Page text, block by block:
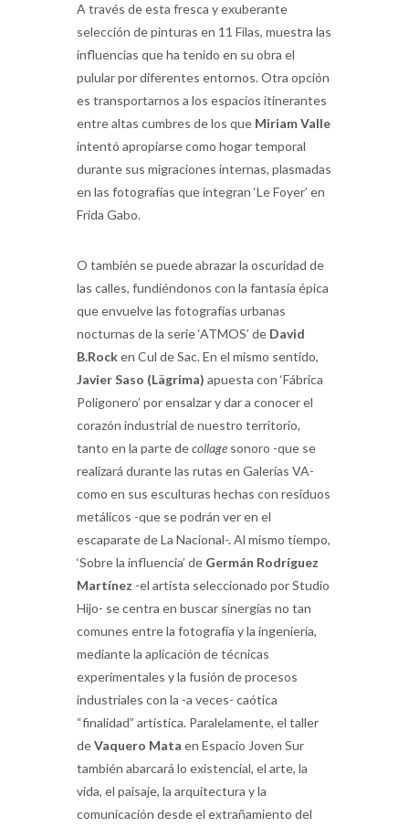
A través de esta fresca y exuberante
selección de pinturas en 11 Filas, muestra las
influencias que ha tenido en su obra el
pulular por diferentes entornos. Otra opción
es transportarnos a los espacios itinerantes
entre altas cumbres de los que Miriam Valle
intentó apropiarse como hogar temporal
durante sus migraciones internas, plasmadas
en las fotografías que integran ‘Le Foyer’ en
Frida Gabo.
O también se puede abrazar la oscuridad de
las calles, fundiéndonos con la fantasía épica
que envuelve las fotografías urbanas
nocturnas de la serie ‘ATMOS’ de David
B.Rocken Cul de Sac. En el mismo sentido,
Javier Saso (Lägrima) apuesta con ‘Fábrica
Poligonero’ por ensalzar y dar a conocer el
corazón industrial de nuestro territorio,
tanto en la parte decollage sonoro -que se
realizará durante las rutas en Galerías VA-
como en sus esculturas hechas con residuos
metálicos -que se podrán ver en el
escaparate de La Nacional-. Al mismo tiempo,
‘Sobre la influencia’ de Germán Rodríguez
Martínez -el artista seleccionado por Studio
Hijo- se centra en buscar sinergías no tan
comunes entre la fotografía y la ingeniería,
mediante la aplicación de técnicas
experimentales y la fusión de procesos
industriales con la -a veces- caótica
“finalidad” artística. Paralelamente, el taller
deVaquero Mata en Espacio Joven Sur
también abarcará lo existencial, el arte, la
vida, el paisaje, la arquitectura y la
comunicación desde el extrañamiento del